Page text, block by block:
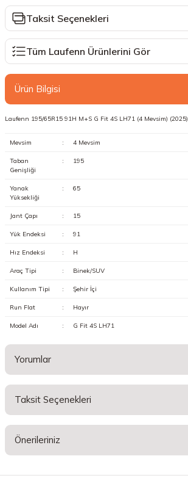
Taksit Seçenekleri
Tüm Laufenn Ürünlerini Gör
Ürün Bilgisi
Laufenn 195/65R15 91H M+S G Fit 4S LH71 (4 Mevsim) (2025)
Mevsim : 4 Mevsim
Taban
Genişliği
: 195
Yanak
Yüksekliği
: 65
Jant Çapı : 15
Yük Endeksi : 91
Hız Endeksi : H
Araç Tipi : Binek/SUV
Kullanım Tipi : Şehir İçi
Run Flat : Hayır
Model Adı : G Fit 4S LH71
Yorumlar
Taksit Seçenekleri
Önerileriniz